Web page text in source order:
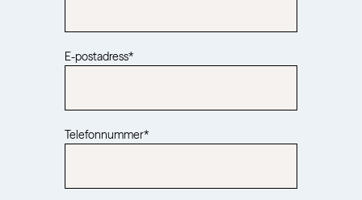
E-postadress*
Telefonnummer*